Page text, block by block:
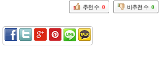
추천 수 0 비추천 수 0